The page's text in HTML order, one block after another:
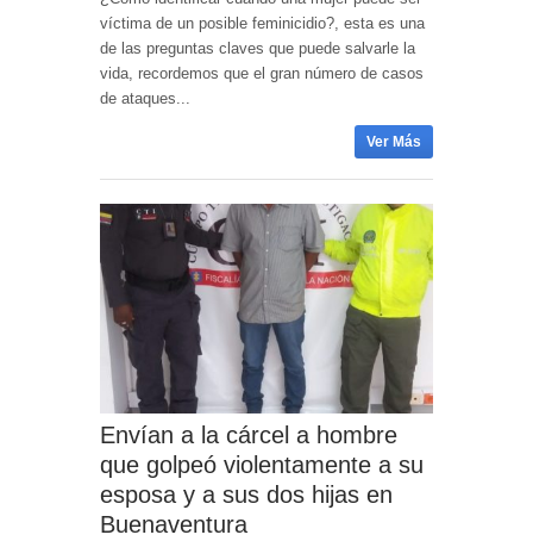
víctima de un posible feminicidio?, esta es una
de las preguntas claves que puede salvarle la
vida, recordemos que el gran número de casos
de ataques...
Ver Más
Envían a la cárcel a hombre
que golpeó violentamente a su
esposa y a sus dos hijas en
Buenaventura